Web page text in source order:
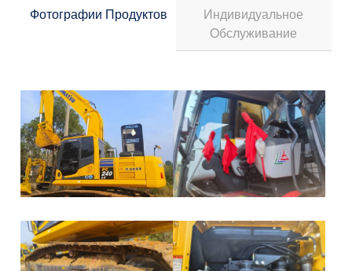
Фотографии Продуктов
Индивидуальное
Обслуживание